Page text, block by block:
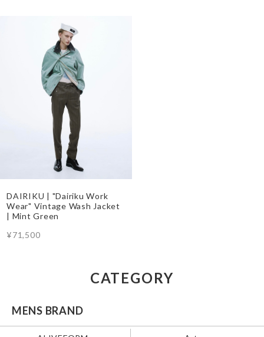
DAIRIKU | "Dairiku Work
Wear" Vintage Wash Jacket
| Mint Green
¥71,500
CATEGORY
MENS BRAND